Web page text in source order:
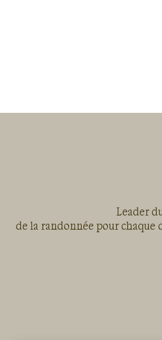
Leader
de la randonnée pour chaque